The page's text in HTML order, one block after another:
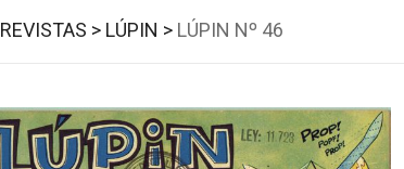
REVISTAS > LÚPIN > LÚPIN Nº 46